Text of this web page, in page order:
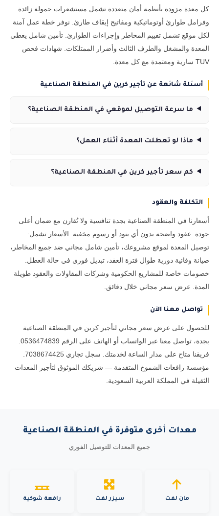
كل معدة مزودة بأنظمة أمان متعددة تشمل مستشعرات حمولة زائدة
وفرامل طوارئ أوتوماتيكية ومفاتيح إيقاف طارئ. نوفر خطة عمل آمنة
لكل موقع تشمل تقييم المخاطر وإجراءات الطوارئ. تأمين شامل يغطي
المعدة والمشغل والطرف الثالث وأضرار الممتلكات. شهادات فحص
TUV سارية ومعتمدة مع كل معدة.
أسئلة شائعة عن تأجير كرين في المنطقة الصناعية
ما سرعة التوصيل لموقعي في المنطقة الصناعية؟
ماذا لو تعطلت المعدة أثناء العمل؟
كم سعر تأجير كرين في المنطقة الصناعية؟
التكلفة والعقود
أسعارنا في المنطقة الصناعية بجدة تنافسية ولا تُقارن مع ضمان أعلى
جودة. عقود واضحة بدون أي بنود أو رسوم مخفية. الأسعار تشمل:
توصيل المعدة لموقع مشروعك، تأمين شامل مجاني ضد جميع المخاطر،
صيانة وقائية دورية طوال فترة العقد، تبديل فوري في حالة العطل.
خصومات خاصة للمشاريع الحكومية وشركات المقاولات والعقود طويلة
المدة. عرض سعر مجاني خلال دقائق.
تواصل معنا الآن
للحصول على عرض سعر مجاني لتأجير كرين في المنطقة الصناعية
مؤسسة رافعات الشموخ المتقدمة — شريكك الموثوق لتأجير المعدات
الثقيلة في المملكة العربية السعودية.
معدات أخرى متوفرة في المنطقة الصناعية
جميع المعدات للتوصيل الفوري
مان لفت سيزر لفت رافعة شوكية